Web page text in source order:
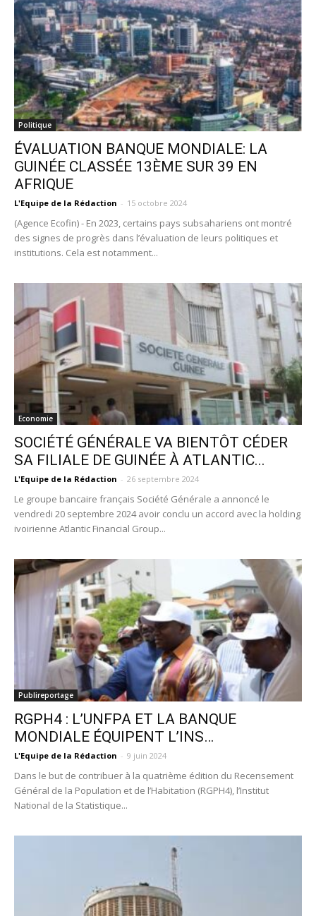
Politique
ÉVALUATION BANQUE MONDIALE: LA
GUINÉE CLASSÉE 13ÈME SUR 39 EN
AFRIQUE
L'Equipe de la Rédaction - 15 octobre 2024
(Agence Ecofin) - En 2023, certains pays subsahariens ont montré
des signes de progrès dans l’évaluation de leurs politiques et
institutions. Cela est notamment...
Economie
SOCIÉTÉ GÉNÉRALE VA BIENTÔT CÉDER
SA FILIALE DE GUINÉE À ATLANTIC...
L'Equipe de la Rédaction - 26 septembre 2024
Le groupe bancaire français Société Générale a annoncé le
vendredi 20 septembre 2024 avoir conclu un accord avec la holding
ivoirienne Atlantic Financial Group...
Publireportage
RGPH4 : L’UNFPA ET LA BANQUE
MONDIALE ÉQUIPENT L’INS…
L'Equipe de la Rédaction - 9 juin 2024
Dans le but de contribuer à la quatrième édition du Recensement
Général de la Population et de l’Habitation (RGPH4), l’Institut
National de la Statistique...